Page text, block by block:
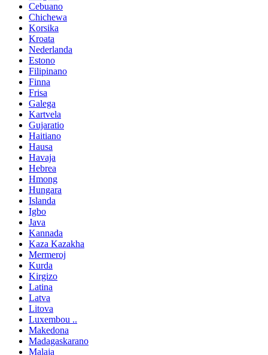
Cebuano
Chichewa
Korsika
Kroata
Nederlanda
Estono
Filipinano
Finna
Frisa
Galega
Kartvela
Gujaratio
Haitiano
Hausa
Havaja
Hebrea
Hmong
Hungara
Islanda
Igbo
Java
Kannada
Kaza Kazakha
Mermeroj
Kurda
Kirgizo
Latina
Latva
Litova
Luxembou ..
Makedona
Madagaskarano
Malaja